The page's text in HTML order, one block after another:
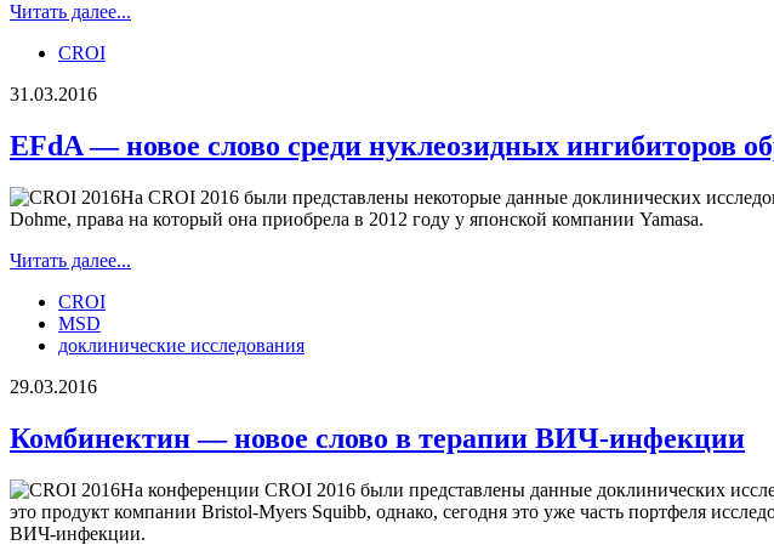
Читать далее...
CROI
31.03.2016
EFdA — новое слово среди нуклеозидных ингибиторов
На CROI 2016 были представлены некоторые данные доклинических
Dohme, права на который она приобрела в 2012 году у японской компании Yamasa.
Читать далее...
CROI
MSD
доклинические исследования
29.03.2016
Комбинектин — новое слово в терапии ВИЧ-инфекции
На конференции CROI 2016 были представлены данные доклинических
это продукт компании Bristol-Myers Squibb, однако, сегодня это уже часть портфеля
ВИЧ-инфекции.